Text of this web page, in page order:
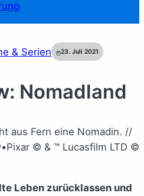
& Serien
23. Juli 2021
Nomadland
aus Fern eine Nomadin. //
© & ™ Lucasfilm LTD ©
Leben zurücklassen und